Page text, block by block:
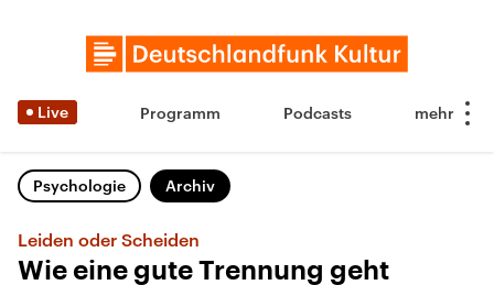
Live Programm Podcasts
Psychologie Archiv
Leiden oder Scheiden
Wie eine gute Trennung geht